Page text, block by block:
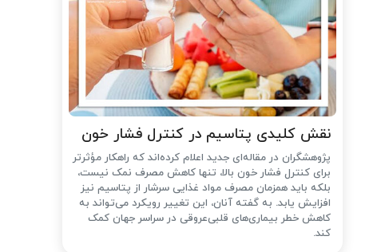
نقش کلیدی پتاسیم در کنترل فشار خون
پژوهشگران در مقاله‌ای جدید اعلام کرده‌اند که راهکار مؤثرتر
برای کنترل فشار خون بالا، تنها کاهش مصرف نمک نیست،
بلکه باید همزمان مصرف مواد غذایی سرشار از پتاسیم نیز
افزایش یابد. به گفته آنان، این تغییر رویکرد می‌تواند به
کاهش خطر بیماری‌های قلبی‌عروقی در سراسر جهان کمک
کند.